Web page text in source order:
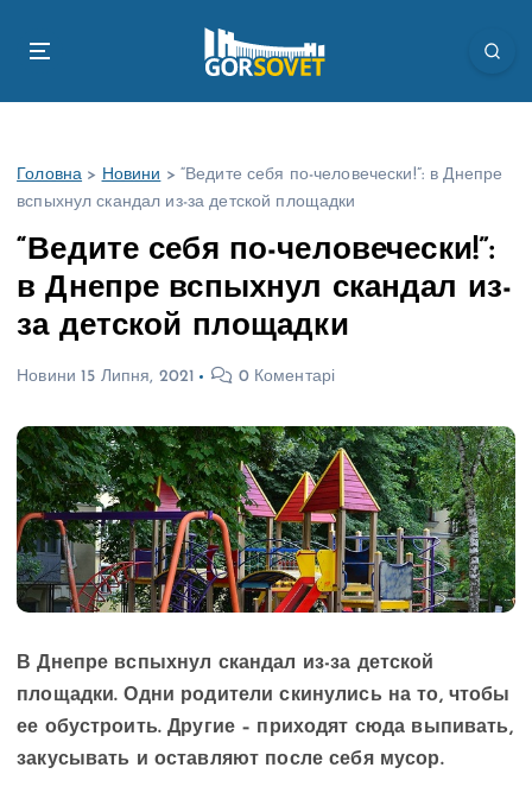
Головна > Новини > “Ведите себя по-человечески!”: в Днепре
вспыхнул скандал из-за детской площадки
“Ведите себя по-человечески!”:
в Днепре вспыхнул скандал из-
за детской площадки
Новини 15 Липня, 2021 0 Коментарі
В Днепре вспыхнул скандал из-за детской
площадки. Одни родители скинулись на то, чтобы
ее обустроить. Другие – приходят сюда выпивать,
закусывать и оставляют после себя мусор.